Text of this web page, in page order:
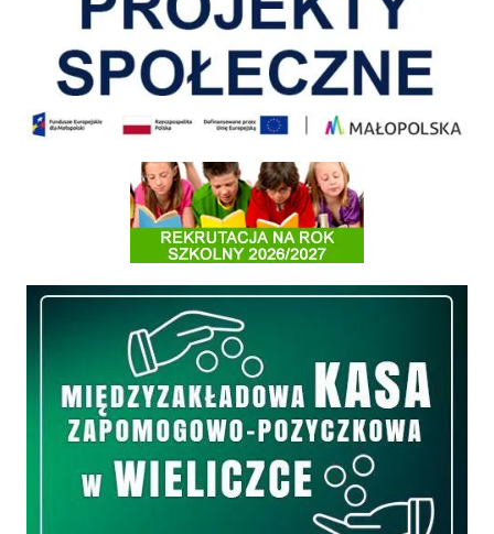
Informacja o terminach rekrutacji na rok szkolny 2026/2027
Międzyzakładowa Kasa Zapomogowo - Pożyczkowa